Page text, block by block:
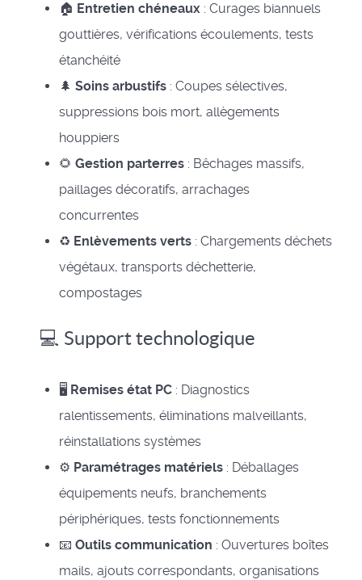
🏠 Entretien chéneaux : Curages biannuels
gouttières, vérifications écoulements, tests
étanchéité
🌲 Soins arbustifs : Coupes sélectives,
suppressions bois mort, allègements
houppiers
🌻 Gestion parterres : Bêchages massifs,
paillages décoratifs, arrachages
concurrentes
♻️ Enlèvements verts : Chargements déchets
végétaux, transports déchetterie,
compostages
💻 Support technologique
🖥️ Remises état PC : Diagnostics
ralentissements, éliminations malveillants,
réinstallations systèmes
⚙️ Paramétrages matériels : Déballages
équipements neufs, branchements
périphériques, tests fonctionnements
📧 Outils communication : Ouvertures boîtes
mails, ajouts correspondants, organisations